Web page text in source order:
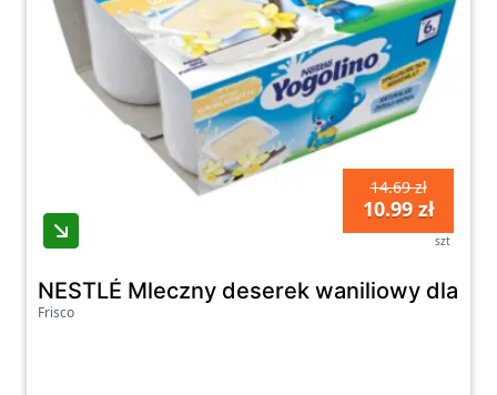
14.69 zł
10.99 zł
szt
NESTLÉ Mleczny deserek waniliowy dla
Frisco